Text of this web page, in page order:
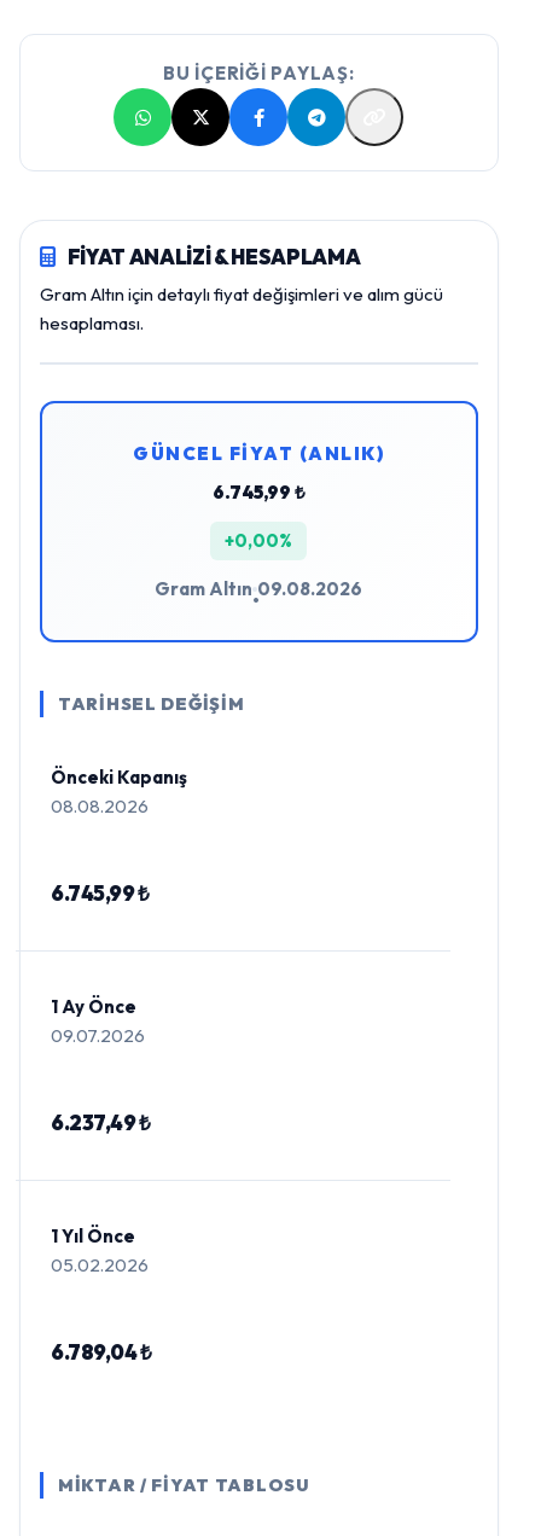
BU İÇERİĞİ PAYLAŞ:
FİYAT ANALİZİ & HESAPLAMA
Gram Altın için detaylı fiyat değişimleri ve alım gücü
hesaplaması.
GÜNCEL FİYAT (ANLIK)
6.745,99 ₺
+0,00%
Gram Altın
•
09.08.2026
TARİHSEL DEĞİŞİM
Önceki Kapanış
08.08.2026
6.745,99 ₺
1 Ay Önce
09.07.2026
6.237,49 ₺
1 Yıl Önce
05.02.2026
6.789,04 ₺
MİKTAR / FİYAT TABLOSU